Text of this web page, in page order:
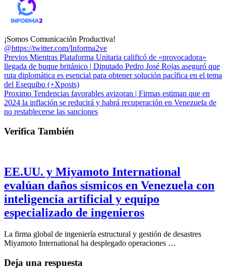
¡Somos Comunicación Productiva!
@https://twitter.com/Informa2ve
Previos Mientras Plataforma Unitaria calificó de «provocadora»
llegada de buque británico | Diputado Pedro José Rojas aseguró que
ruta diplomática es esencial para obtener solución pacífica en el tema
del Esequibo (+Xposts)
Proximo Tendencias favorables avizoran | Firmas estiman que en
2024 la inflación se reducirá y habrá recuperación en Venezuela de
no restablecerse las sanciones
Verifica También
EE.UU. y Miyamoto International
evalúan daños sísmicos en Venezuela con
inteligencia artificial y equipo
especializado de ingenieros
La firma global de ingeniería estructural y gestión de desastres
Miyamoto International ha desplegado operaciones …
Deja una respuesta